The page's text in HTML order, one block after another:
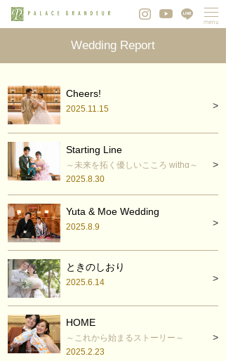
Wedding Report
Cheers!
2025.11.15
Starting Line
～未来を拓く優しいこころ withα～
2025.8.30
Yuta & Moe Wedding
2025.8.9
ときのしおり
2025.6.14
HOME
～これから始まるストーリー～
2025.2.23